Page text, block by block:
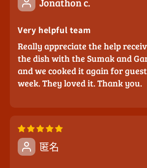
Very helpful team
Really appreciate the help
the dish with the Sumak and
and we cooked it again for
week. They loved it. Thank you.
匿名